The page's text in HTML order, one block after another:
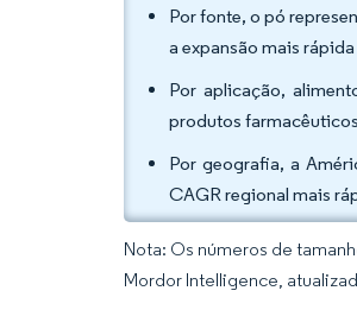
Por fonte, o pó
a expansão mais
Por aplicação,
produtos
Por geografia, a
CAGR regional mais
Nota: Os números de
Mordor Intelligence,